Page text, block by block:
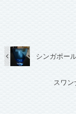
シンガポー
スワ